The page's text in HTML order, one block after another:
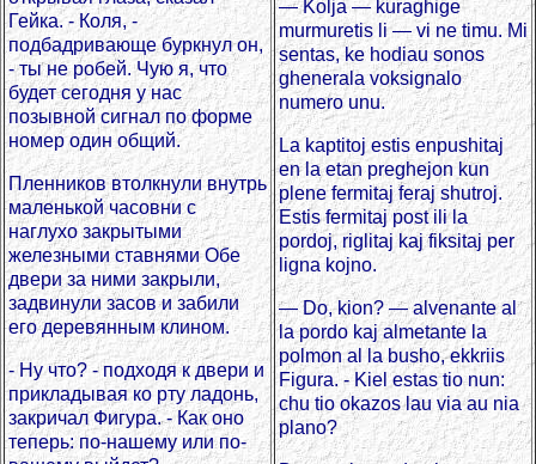
Гейка. - Коля, -
подбадривающе буркнул он,
- ты не робей. Чую я, что
будет сегодня у нас
позывной сигнал по форме
номер один общий.
Пленников втолкнули внутрь
маленькой часовни с
наглухо закрытыми
железными ставнями Обе
двери за ними закрыли,
задвинули засов и забили
его деревянным клином.
- Ну что? - подходя к двери и
прикладывая ко рту ладонь,
закричал Фигура. - Как оно
теперь: по-нашему или по-
— Kolja — kuraghige
murmuretis li — vi ne timu. Mi
sentas, ke hodiau sonos
ghenerala voksignalo
numero unu.
La kaptitoj estis enpushitaj
en la etan preghejon kun
plene fermitaj feraj shutroj.
Estis fermitaj post ili la
pordoj, riglitaj kaj fiksitaj per
ligna kojno.
— Do, kion? — alvenante al
la pordo kaj almetante la
polmon al la busho, ekkriis
Figura. - Kiel estas tio nun:
chu tio okazos lau via au nia
plano?